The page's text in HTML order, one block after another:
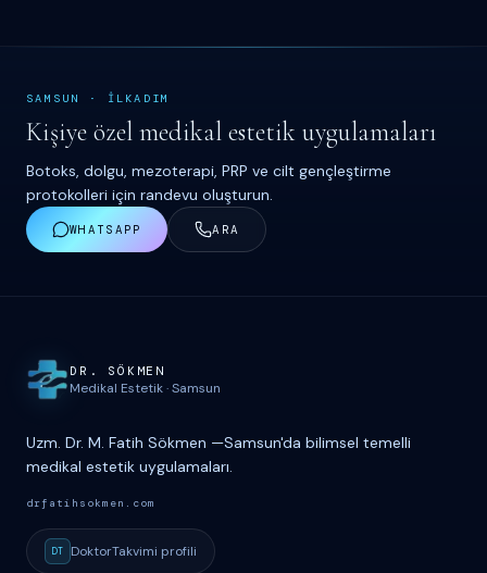
SAMSUN · İ LKADIM
Kişiye özel medikal estetik uygulamaları
Botoks, dolgu, mezoterapi, PRP ve cilt gençleştirme
protokolleri için randevu oluşturun.
WHATSAPP ARA
Site haritası ve iletişim
DR. S Ö KMEN
Medikal Estetik·Samsun
Uzm. Dr. M. Fatih Sökmen —Samsun'da bilimsel temelli
medikal estetik uygulamaları.
drfatihsokmen.com
DT DoktorTakvimi profili